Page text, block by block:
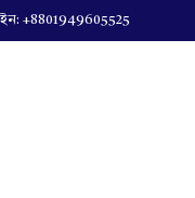
+8801949605525